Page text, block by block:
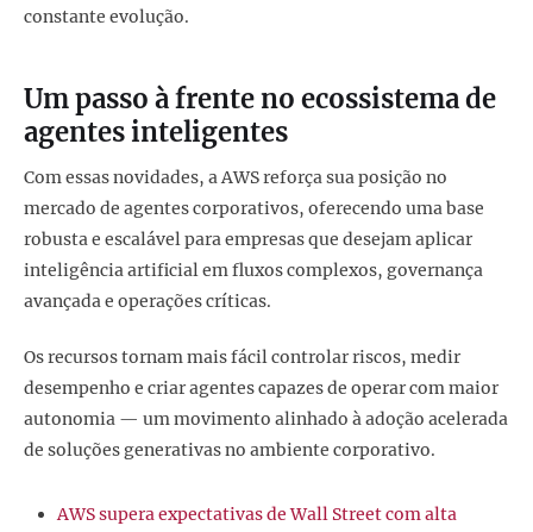
constante evolução.
Um passo à frente no ecossistema de
agentes inteligentes
Com essas novidades, a AWS reforça sua posição no
mercado de agentes corporativos, oferecendo uma base
robusta e escalável para empresas que desejam aplicar
inteligência artificial em fluxos complexos, governança
avançada e operações críticas.
Os recursos tornam mais fácil controlar riscos, medir
desempenho e criar agentes capazes de operar com maior
autonomia — um movimento alinhado à adoção acelerada
de soluções generativas no ambiente corporativo.
AWS supera expectativas de Wall Street com alta